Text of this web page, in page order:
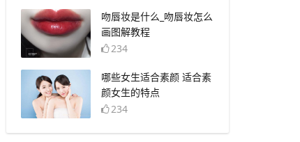
​吻唇妆是什么_吻唇妆怎么
画图解教程
234
​哪些女生适合素颜 适合素
颜女生的特点
234